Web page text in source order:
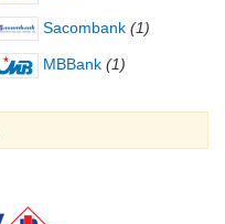
Sacombank (1)
MBBank (1)